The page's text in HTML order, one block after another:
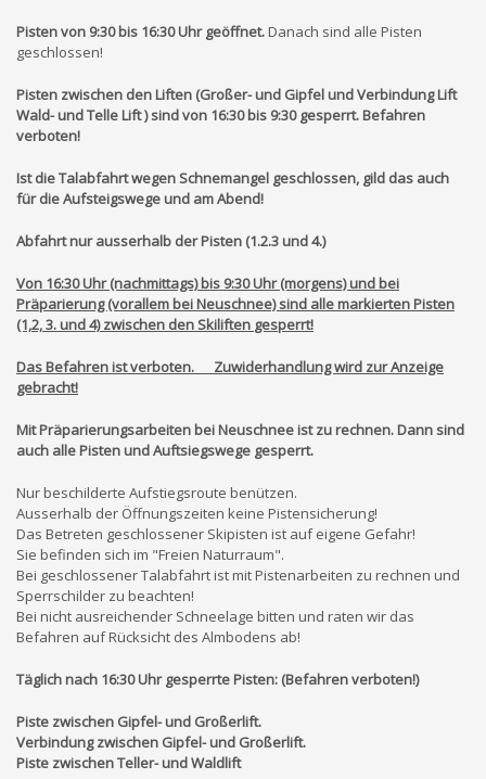
Pisten von 9:30bis 16:30 Uhrgeöffnet.Danach sind alle Pisten
geschlossen!
Pisten zwischen den Liften (Großer- und Gipfel und Verbindung Lift
Wald- und Telle Lift ) sind von 16:30 bis 9:30 gesperrt. Befahren
verboten!
Ist die Talabfahrt wegen Schnemangel geschlossen, gild das auch
für die Aufsteigswege und am Abend!
Abfahrt nur ausserhalb der Pisten (1.2.3 und 4.)
Von 16:30 Uhr(nachmittags)bis 9:30 Uhr (morgens) und bei
Präparierung (vorallem bei Neuschnee)sind allemarkiertenPisten
(1,2, 3. und 4)zwischen den Skiliften gesperrt!
DasBefahren ist verboten.
Zuwiderhandlung wird zur Anzeige
gebracht!
Mit Präparierungsarbeiten bei Neuschnee ist zu rechnen. Dann sind
auch alle Pisten und Auftsiegswege gesperrt.
Nur beschilderte Aufstiegsroute benützen.
Ausserhalb der Öffnungszeiten keine Pistensicherung!
Das Betreten geschlossener Skipisten ist auf eigene Gefahr!
Sie befinden sich im "Freien Naturraum".
Bei geschlossener Talabfahrt ist mit Pistenarbeiten zu rechnen und
Sperrschilder zu beachten!
Bei nicht ausreichender Schneelage bitten und raten wir das
Befahren auf Rücksicht des Almbodens ab!
Täglich nach 16:30 Uhr gesperrte Pisten: (Befahren verboten!)
Piste zwischen Gipfel- und Großerlift.
Verbindung zwischen Gipfel- und Großerlift.
Piste zwischen Teller- und Waldlift